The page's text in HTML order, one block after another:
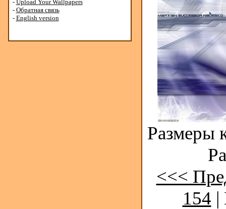
- Upload Your Wallpapers
- Обратная связь
- English version
Размеры
<<<
154 |